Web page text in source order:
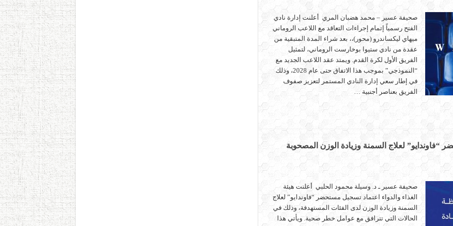
صحيفة عسير – محمد هضبان المري أعلنت إدارة نادي
الفتح رسمياً إتمام إجراءات التعاقد مع اللاعب الروماني
ميهاي ليكساندرو (محور)،، بعد شراء المدة المتبقية من
عقدة من نادي ستيوا بوخارست الروماني، لتمثيل
الفريق الأول لكرة القدم. ويمتد عقد اللاعب الجديد مع
“النموذجي” بموجب هذا الاتفاق حتى عام 2028، وذلك
في إطار سعي إدارة النادي المستمر لتعزيز صفوف
الفريق بعناصر أجنبية …
“فاوندايو” لعلاج السمنة وزيادة الوزن المصحوبة
صحيفة عسير ـ د. وسيلة محمود الحلبي أعلنت هيئة
الغذاء والدواء اعتماد تسجيل مستحضر “فاوندايو” لعلاج
السمنة وزيادة الوزن لدى الفئات المستهدفة، وذلك في
الحالات التي تترافق مع عوامل خطر صحية. ويأتي هذا